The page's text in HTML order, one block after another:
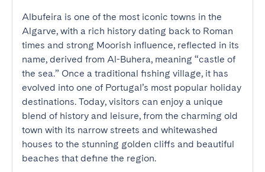
Albufeira is one of the most iconic towns in the
Algarve, with a rich history dating back to Roman
times and strong Moorish influence, reflected in its
name, derived from Al-Buhera, meaning “castle of
the sea.” Once a traditional fishing village, it has
evolved into one of Portugal’s most popular holiday
destinations. Today, visitors can enjoy a unique
blend of history and leisure, from the charming old
town with its narrow streets and whitewashed
houses to the stunning golden cliffs and beautiful
beaches that define the region.